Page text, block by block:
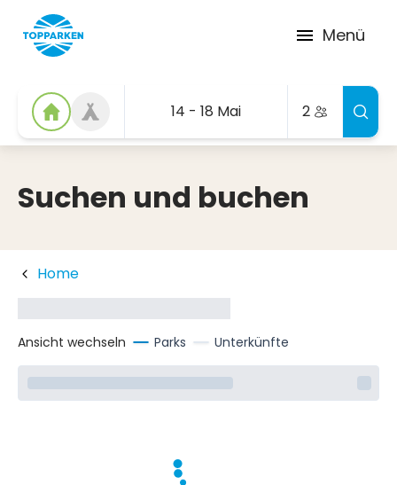
Menü
14 - 18 Mai 2
Suchen und buchen
Home
Ansicht wechseln Parks Unterkünfte